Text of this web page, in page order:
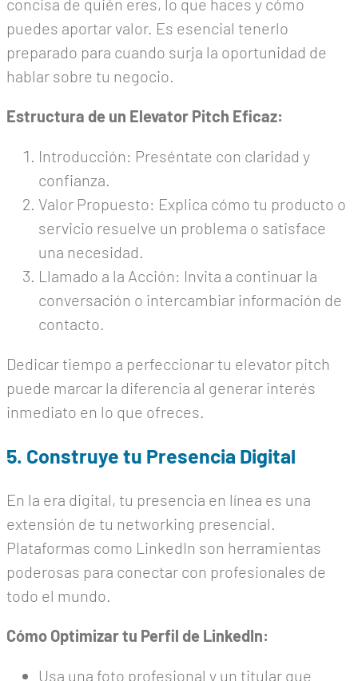
concisa de quién eres, lo que haces y cómo
puedes aportar valor. Es esencial tenerlo
preparado para cuando surja la oportunidad de
hablar sobre tu negocio.
Estructura de un Elevator Pitch Eficaz:
Introducción: Preséntate con claridad y
confianza.
Valor Propuesto: Explica cómo tu producto o
servicio resuelve un problema o satisface
una necesidad.
Llamado a la Acción: Invita a continuar la
conversación o intercambiar información de
contacto.
Dedicar tiempo a perfeccionar tu elevator pitch
puede marcar la diferencia al generar interés
inmediato en lo que ofreces.
5. Construye tu Presencia Digital
En la era digital, tu presencia en línea es una
extensión de tu networking presencial.
Plataformas como LinkedIn son herramientas
poderosas para conectar con profesionales de
todo el mundo.
Cómo Optimizar tu Perfil de LinkedIn:
Usa una foto profesional y un titular que